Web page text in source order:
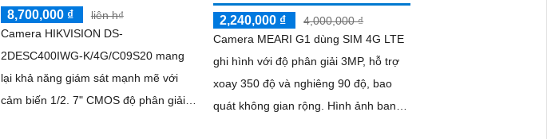
8,700,000 ₫
liên h₫
Camera HIKVISION DS-
2DESC400IWG-K/4G/C09S20 mang
lại khả năng giám sát mạnh mẽ với
cảm biến 1/2. 7" CMOS độ phân giải
2,240,000 ₫
4,000,000 ₫
Camera MEARI G1 dùng SIM 4G LTE
ghi hình với độ phân giải 3MP, hỗ trợ
xoay 350 độ và nghiêng 90 độ, bao
quát không gian rộng. Hình ảnh ban